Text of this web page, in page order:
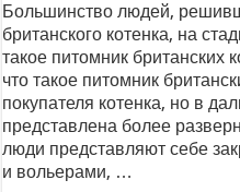
Большинство людей,
британского котенка, на
такое питомник
что такое питомник
покупателя котенка, но в
представлена более
люди представляют себе
и вольерами, …